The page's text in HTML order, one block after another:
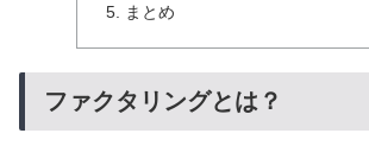
まとめ
ファクタリングとは？